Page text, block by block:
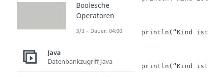
	break;
    case 2012:
	System.out.println(“Kind ist in der Gruppe C“);
	System.out.println(“Kind ist in keiner Gruppe“);
Boolesche
Operatoren
3/3 – Dauer: 04:00
Java
Datenbankzugriff Java